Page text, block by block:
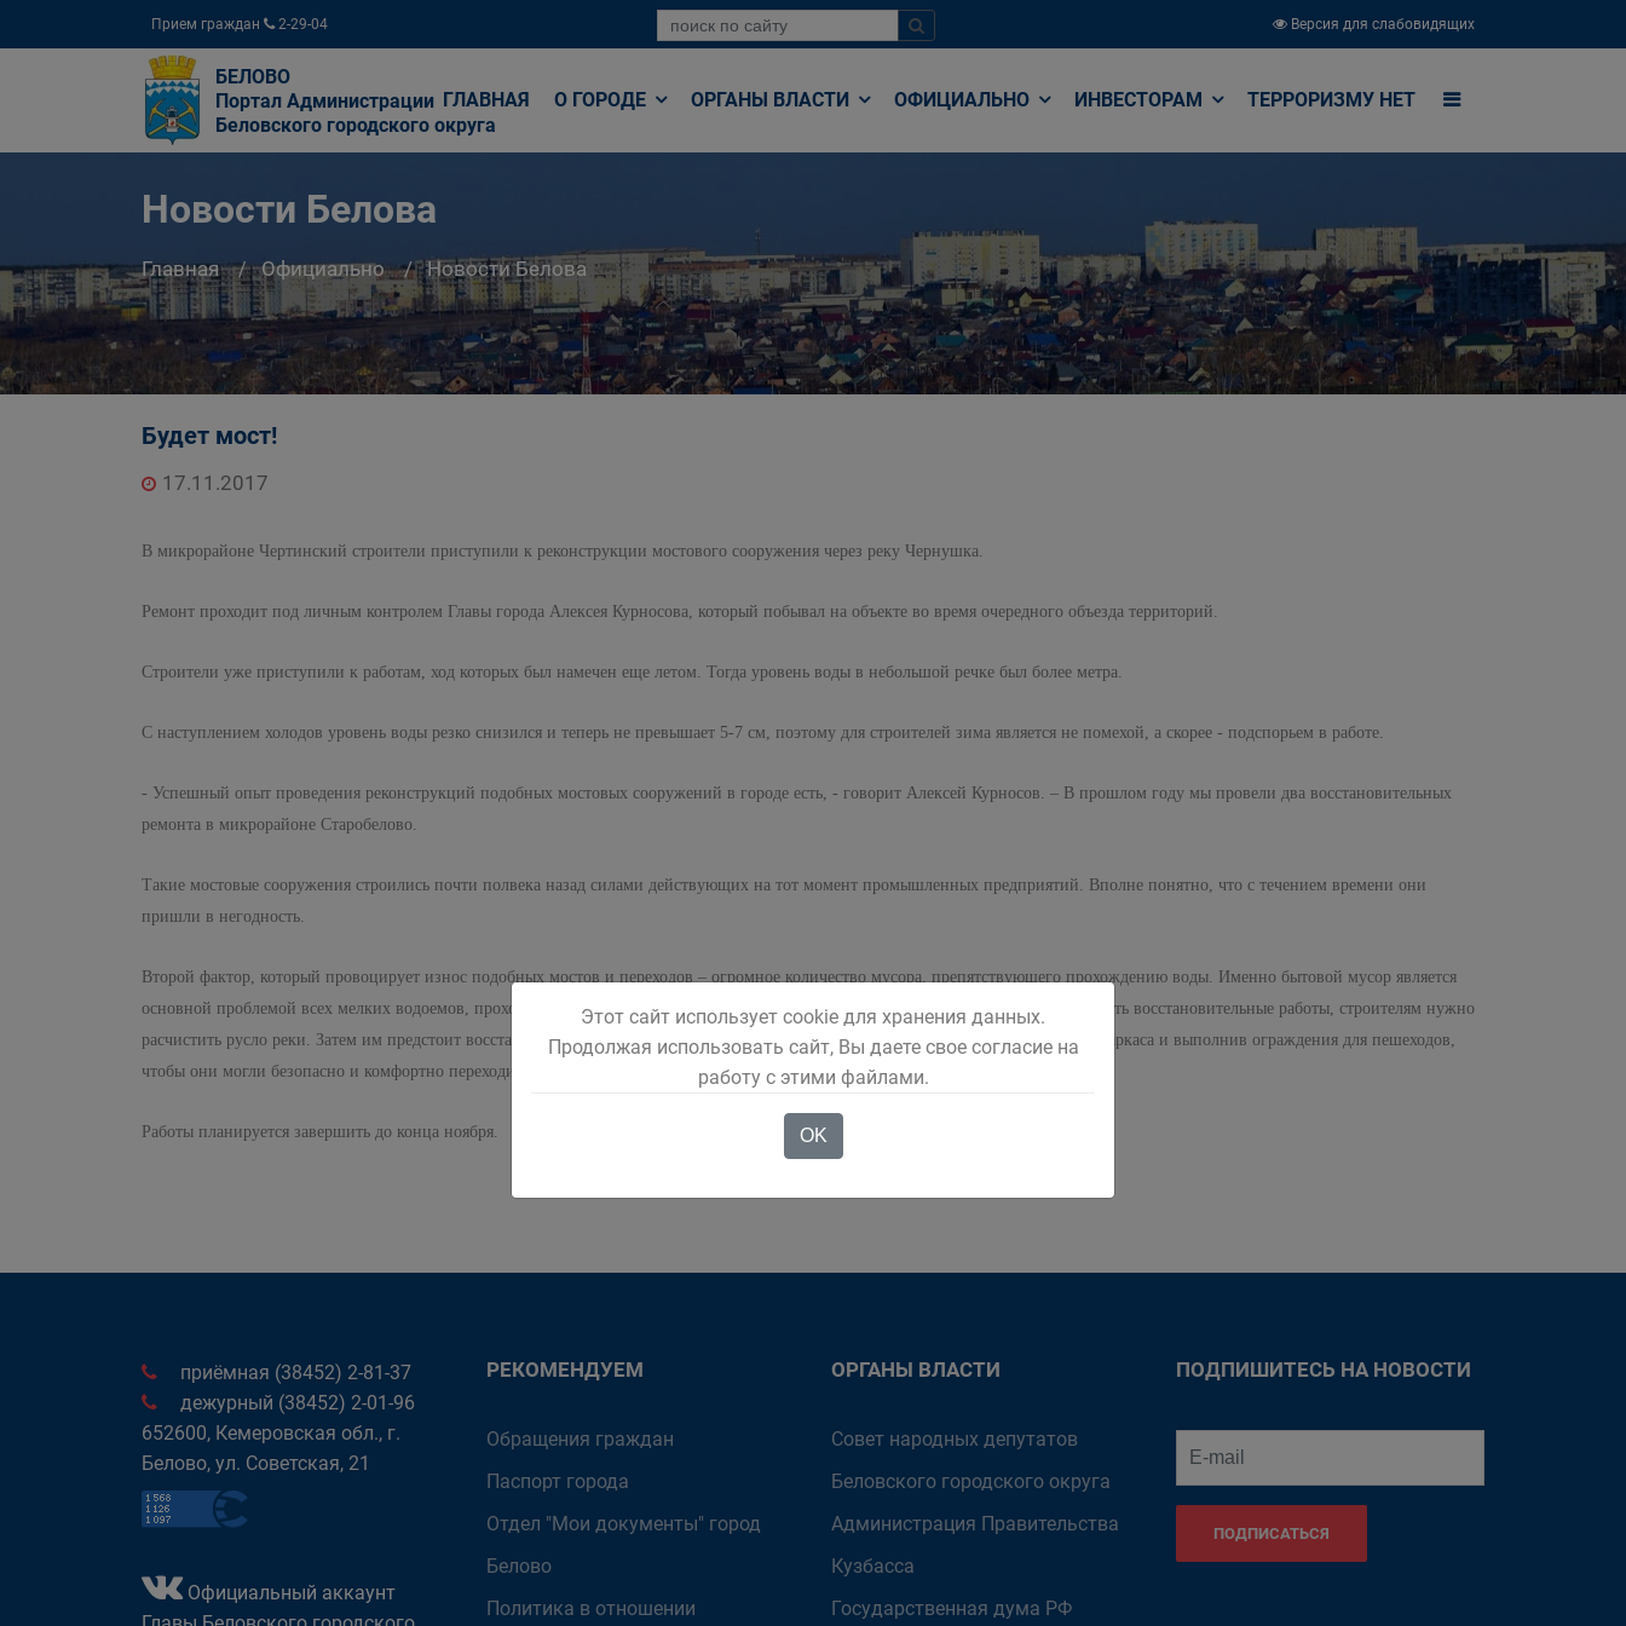
Прием граждан 2-29-04 Версия для слабовидящих
БЕЛОВО
Портал Администрации
Беловского городского округа
ГЛАВНАЯ О ГОРОДЕ ОРГАНЫ ВЛАСТИ ОФИЦИАЛЬНО ИНВЕСТОРАМ ТЕРРОРИЗМУ НЕТ
Новости Белова
Главная Официально Новости Белова
Будет мост!
17.11.2017
В микрорайоне Чертинский строители приступили к реконструкции мостового сооружения через реку Чернушка.
Ремонт проходит под личным контролем Главы города Алексея Курносова, который побывал на объекте во время очередного объезда территорий.
Строители уже приступили к работам, ход которых был намечен еще летом. Тогда уровень воды в небольшой речке был более метра.
С наступлением холодов уровень воды резко снизился и теперь не превышает 5-7 см, поэтому для строителей зима является не помехой, а скорее - подспорьем в работе.
- Успешный опыт проведения реконструкций подобных мостовых сооружений в городе есть, - говорит Алексей Курносов. – В прошлом году мы провели два восстановительных
ремонта в микрорайоне Старобелово.
Такие мостовые сооружения строились почти полвека назад силами действующих на тот момент промышленных предприятий. Вполне понятно, что с течением времени они
пришли в негодность.
Второй фактор, который провоцирует износ подобных мостов и переходов – огромное количество мусора, препятствующего прохождению воды. Именно бытовой мусор является
основной проблемой всех мелких водоемов, проходящих по территории частного сектора нашего города. Поэтому прежде чем начать восстановительные работы, строителям нужно
расчистить русло реки. Затем им предстоит восстановить мост, сделав бетонное укрепление берегов с установкой армированного каркаса и выполнив ограждения для пешеходов,
чтобы они могли безопасно и комфортно переходить через мостовое сооружение.
Работы планируется завершить до конца ноября.
приёмная (38452) 2-81-37
дежурный (38452) 2-01-96
652600, Кемеровская обл., г.
Белово, ул. Советская, 21
Официальный аккаунт
РЕКОМЕНДУЕМ
Обращения граждан
Паспорт города
Отдел "Мои документы" город
Белово
Политика в отношении
ОРГАНЫ ВЛАСТИ
Совет народных депутатов
Беловского городского округа
Администрация Правительства
Кузбасса
Государственная дума РФ
ПОДПИШИТЕСЬ НА НОВОСТИ
ПОДПИСАТЬСЯ
Этот сайт использует cookie для хранения данных.
Продолжая использовать сайт, Вы даете свое согласие на
работу с этими файлами.
OK